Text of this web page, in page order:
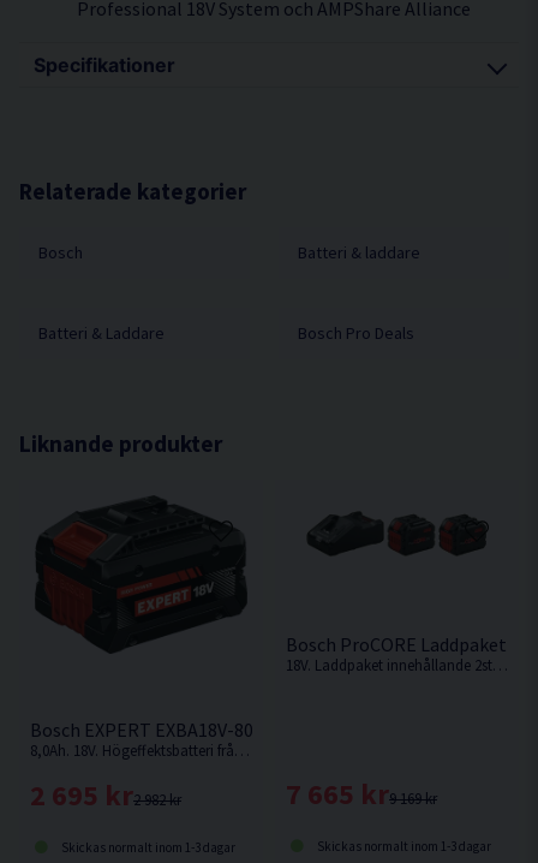
Professional 18V System och AMPShare Alliance
Specifikationer
72 Mm
Vikt 0.515 kg
Relaterade kategorier
Bosch Batteri & laddare
Batteri & Laddare Bosch Pro Deals
Liknande produkter
Bosch EXPERT EXBA18V-80 Batteri 18V (8,0Ah)
8,0Ah. 18V. Högeffektsbatteri från Bosch med upp till 2 400 W maximal effekt för krävande användningsområden.
2 982 kr
2 695 kr
Skickas normalt inom 1-3 dagar
Bosch ProCORE Laddpaket
18V. Laddpaket innehållande 2st 12,0Ah ProCORE batterier och snabbladdare från Bosch
9 169 kr
7 665 kr
Skickas normalt inom 1-3 dagar